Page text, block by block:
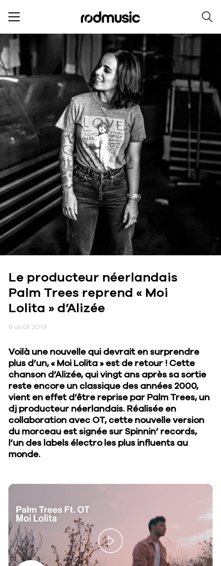
Le producteur néerlandais
Palm Trees reprend « Moi
Lolita » d’Alizée
8 août 2019
Voilà une nouvelle qui devrait en surprendre
plus d’un, « Moi Lolita » est de retour ! Cette
chanson d’Alizée, qui vingt ans après sa sortie
reste encore un classique des années 2000,
vient en effet d’être reprise par Palm Trees, un
dj producteur néerlandais. Réalisée en
collaboration avec OT, cette nouvelle version
du morceau est signée sur Spinnin’ records,
l’un des labels électro les plus influents au
monde.
Play